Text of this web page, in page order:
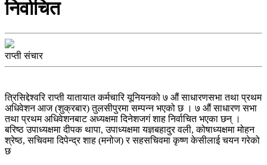
निर्वाचित
राप्ती संचार
त्रिसिद्देश्वरि राप्ती यातायात कर्मचारि यूनियनको ७ औं साधारणसभा तथा प्रथम
अधिवेशन आज (शुक्रबार) तुलसीपुरमा सम्पन्न भएको छ । ७ औं साधारण सभा
तथा प्रथम अधिवेशनबाट अध्यक्षमा दिनेशजगं शाह निर्वाचित भएका छन् ।
बरिष्ठ उपाध्यक्षमा दीपक थापा, उपाध्यक्षमा यज्ञबहादुर वली, कोषाध्यक्षमा मोहन
श्रेष्ठ, सचिवमा दिपेन्द्र शाह (मनोज) र सहसचिवमा कृष्ण केसीलाई चयन गरेको
छ